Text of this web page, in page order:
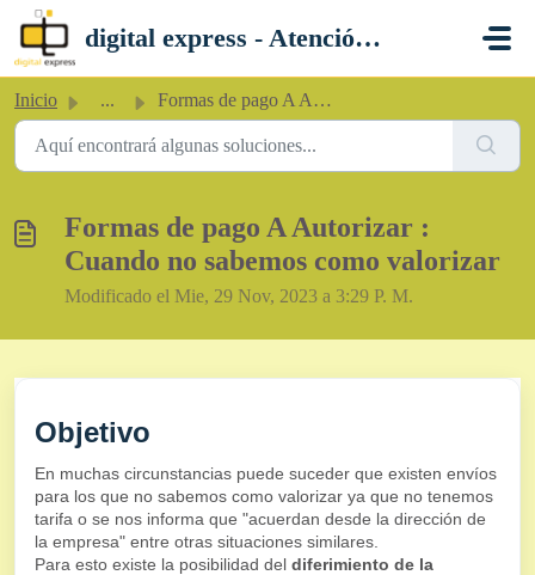
Saltar al contenido principal
digital express - Atención al Cliente
Inicio ... Formas de pago A Autorizar : Cuando no sabemos como valor...
Formas de pago A Autorizar :
Cuando no sabemos como valorizar
Modificado el Mie, 29 Nov, 2023 a 3:29 P. M.
Objetivo
En muchas circunstancias puede suceder que existen envíos
para los que no sabemos como valorizar ya que no tenemos
tarifa o se nos informa que "acuerdan desde la dirección de
la empresa" entre otras situaciones similares.
Para esto existe la posibilidad del diferimiento de la